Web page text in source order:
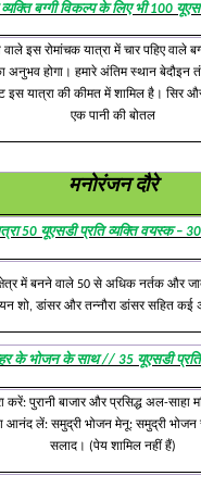
बग्गी विकल्प के लिए भी 100
इस रोमांचक यात्रा में चार पहिए वाले
अनुभव होगा। हमारे अंतिम स्थान
इस यात्रा की कीमत में शामिल है। सिर
एक पानी की बोतल
मनोरंजन दौरे
50 यूएसडी प्रति व्यक्ति वयस्क –
में बनने वाले 50 से अधिक नर्तक और
शो, डांसर और तन्नौरा डांसर सहित
के भोजन के साथ // 35 यूएसडी प्रति
पुरानी बाजार और प्रसिद्ध अल-साहा
लें: समुद्री भोजन मेनू: समुद्री भोजन
सलाद। (पेय शामिल नहीं हैं)